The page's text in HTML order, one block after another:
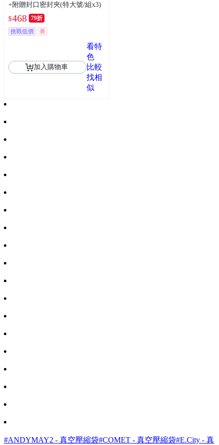
+附贈封口密封夾(特大號/組x3)
$468 79折
挑戰低價
券
加入購物車
看特
色
比較
找相
似
#ANDYMAY2 - 真空壓縮袋#COMET - 真空壓縮袋#E.City - 真